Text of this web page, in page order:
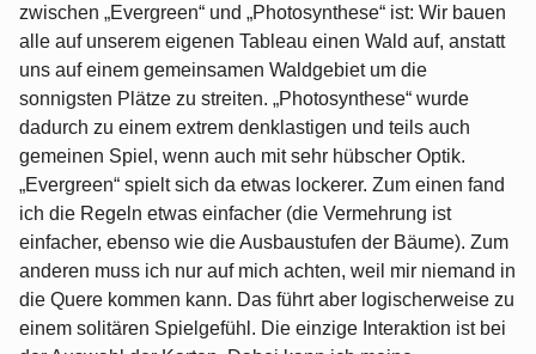
zwischen „Evergreen“ und „Photosynthese“ ist: Wir bauen
alle auf unserem eigenen Tableau einen Wald auf, anstatt
uns auf einem gemeinsamen Waldgebiet um die
sonnigsten Plätze zu streiten. „Photosynthese“ wurde
dadurch zu einem extrem denklastigen und teils auch
gemeinen Spiel, wenn auch mit sehr hübscher Optik.
„Evergreen“ spielt sich da etwas lockerer. Zum einen fand
ich die Regeln etwas einfacher (die Vermehrung ist
einfacher, ebenso wie die Ausbaustufen der Bäume). Zum
anderen muss ich nur auf mich achten, weil mir niemand in
die Quere kommen kann. Das führt aber logischerweise zu
einem solitären Spielgefühl. Die einzige Interaktion ist bei